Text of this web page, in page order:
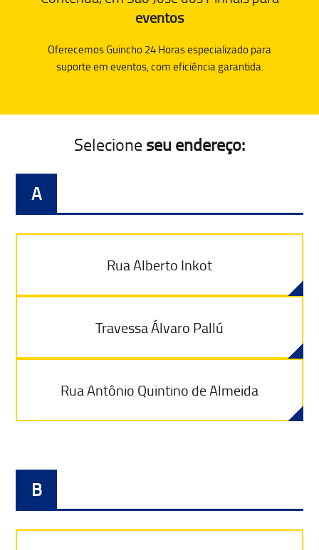
eventos
Oferecemos Guincho 24 Horas especializado para
suporte em eventos, com eficiência garantida.
Selecione seu endereço:
A
Rua Alberto Inkot
Travessa Álvaro Pallú
Rua Antônio Quintino de Almeida
B